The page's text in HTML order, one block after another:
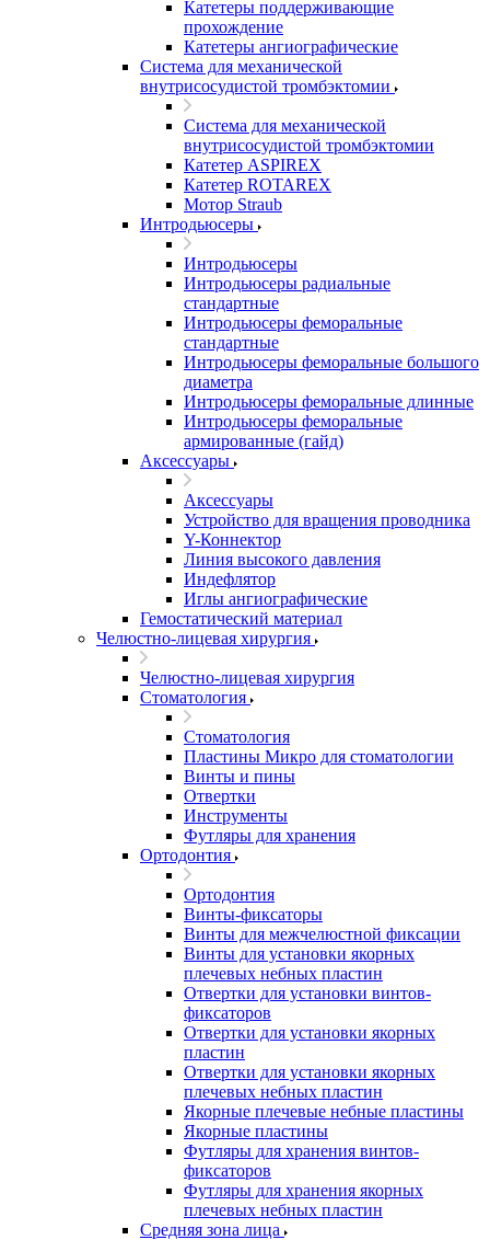
Катетеры поддерживающие
прохождение
Катетеры ангиографические
Система для механической
внутрисосудистой тромбэктомии
Система для механической
внутрисосудистой тромбэктомии
Катетер ASPIREX
Катетер ROTAREX
Мотор Straub
Интродьюсеры
Интродьюсеры
Интродьюсеры радиальные
стандартные
Интродьюсеры феморальные
стандартные
Интродьюсеры феморальные большого
диаметра
Интродьюсеры феморальные длинные
Интродьюсеры феморальные
армированные (гайд)
Аксессуары
Аксессуары
Устройство для вращения проводника
Y-Коннектор
Линия высокого давления
Индефлятор
Иглы ангиографические
Гемостатический материал
Челюстно-лицевая хирургия
Челюстно-лицевая хирургия
Стоматология
Стоматология
Пластины Микро для стоматологии
Винты и пины
Отвертки
Инструменты
Футляры для хранения
Ортодонтия
Ортодонтия
Винты-фиксаторы
Винты для межчелюстной фиксации
Винты для установки якорных
плечевых небных пластин
Отвертки для установки винтов-
фиксаторов
Отвертки для установки якорных
пластин
Отвертки для установки якорных
плечевых небных пластин
Якорные плечевые небные пластины
Якорные пластины
Футляры для хранения винтов-
фиксаторов
Футляры для хранения якорных
плечевых небных пластин
Средняя зона лица